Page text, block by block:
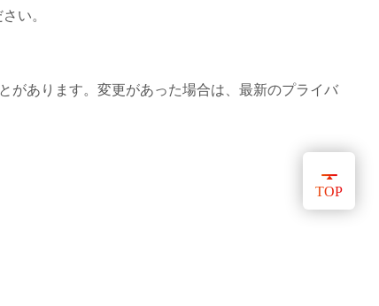
い。
があります。変更があった場合は、最新のプライバ
TOP